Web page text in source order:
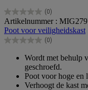
(0)
0.0
van
de
5
Artikelnummer :
Poot voor veiligheidskast
(0)
0.0
sterren.
Wordt met behulp
geschroefd.
Poot voor hoge en
Verhoogt de kast